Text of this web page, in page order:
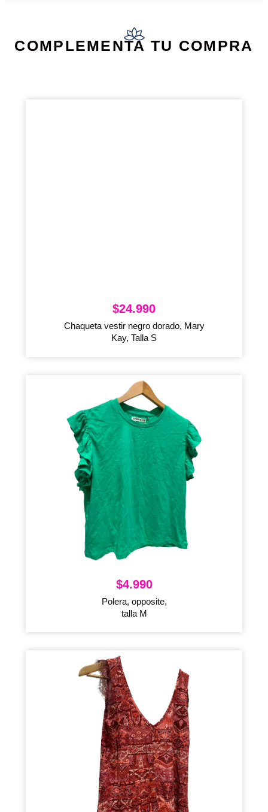
COMPLEMENTA TU COMPRA
$24.990
Chaqueta vestir negro dorado, Mary
Kay, Talla S
$4.990
Polera, opposite,
talla M